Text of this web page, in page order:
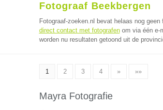
Fotograaf Beekbergen
Fotograaf-zoeken.nl bevat helaas nog geen
direct contact met fotografenom via één e-
worden nu resultaten getoond uit de
1 2 3 4 » »»
Mayra Fotografie